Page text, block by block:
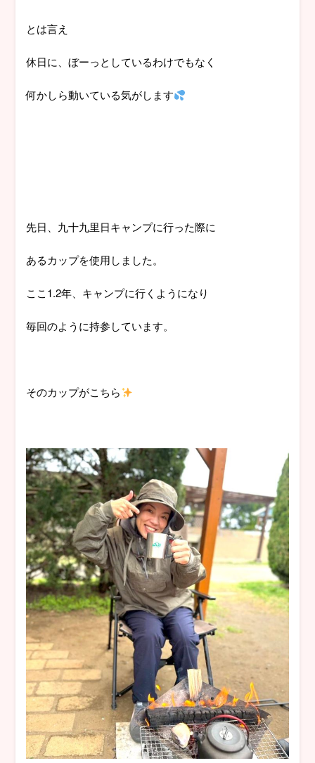
とは言え
休日に、ぼーっとしているわけでもなく
何かしら動いている気がします
先日、九十九里日キャンプに行った際に
あるカップを使用しました。
ここ1.2年、キャンプに行くようになり
毎回のように持参しています。
そのカップがこちら